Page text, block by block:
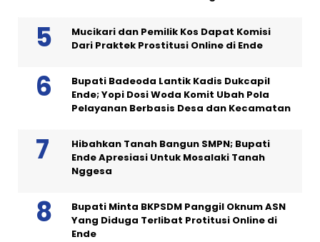
Mucikari dan Pemilik Kos Dapat Komisi
Dari Praktek Prostitusi Online di Ende
Bupati Badeoda Lantik Kadis Dukcapil
Ende; Yopi Dosi Woda Komit Ubah Pola
Pelayanan Berbasis Desa dan Kecamatan
Hibahkan Tanah Bangun SMPN; Bupati
Ende Apresiasi Untuk Mosalaki Tanah
Nggesa
Bupati Minta BKPSDM Panggil Oknum ASN
Yang Diduga Terlibat Protitusi Online di
Ende